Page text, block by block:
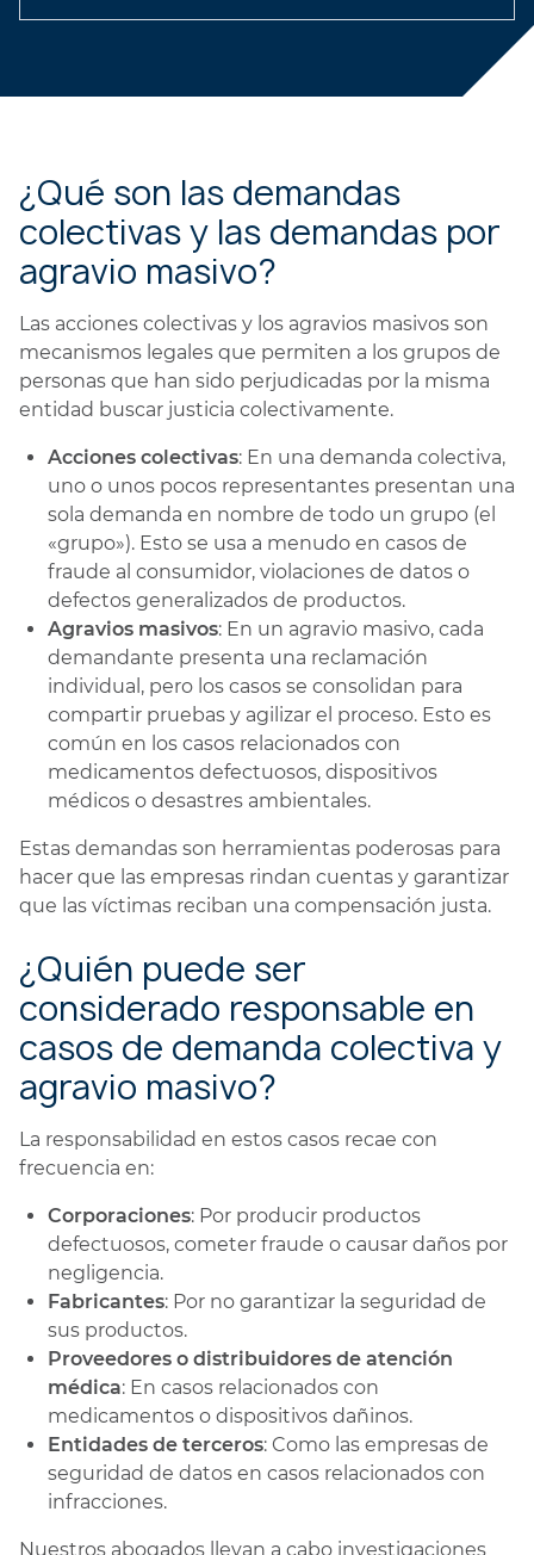
¿Qué son las demandas
colectivas y las demandas por
agravio masivo?
Las acciones colectivas y los agravios masivos son
mecanismos legales que permiten a los grupos de
personas que han sido perjudicadas por la misma
entidad buscar justicia colectivamente.
Acciones colectivas: En una demanda colectiva,
uno o unos pocos representantes presentan una
sola demanda en nombre de todo un grupo (el
«grupo»). Esto se usa a menudo en casos de
fraude al consumidor, violaciones de datos o
defectos generalizados de productos.
Agravios masivos: En un agravio masivo, cada
demandante presenta una reclamación
individual, pero los casos se consolidan para
compartir pruebas y agilizar el proceso. Esto es
común en los casos relacionados con
medicamentos defectuosos, dispositivos
médicos o desastres ambientales.
Estas demandas son herramientas poderosas para
hacer que las empresas rindan cuentas y garantizar
que las víctimas reciban una compensación justa.
¿Quién puede ser
considerado responsable en
casos de demanda colectiva y
agravio masivo?
La responsabilidad en estos casos recae con
frecuencia en:
Corporaciones: Por producir productos
defectuosos, cometer fraude o causar daños por
negligencia.
Fabricantes: Por no garantizar la seguridad de
sus productos.
Proveedores o distribuidores de atención
médica: En casos relacionados con
medicamentos o dispositivos dañinos.
Entidades de terceros: Como las empresas de
seguridad de datos en casos relacionados con
infracciones.
Nuestros abogados llevan a cabo investigaciones